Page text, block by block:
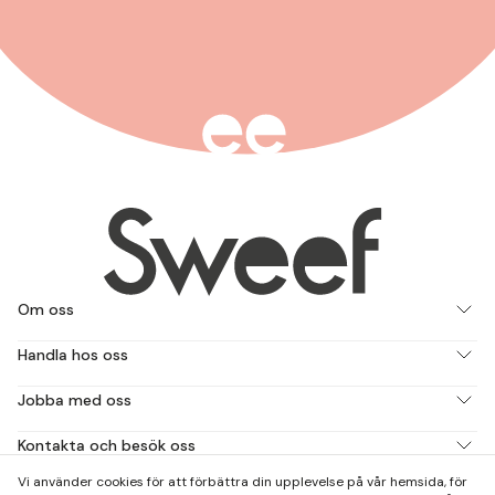
Om oss
Handla hos oss
Jobba med oss
Kontakta och besök oss
Vi använder cookies för att förbättra din upplevelse på vår hemsida, för